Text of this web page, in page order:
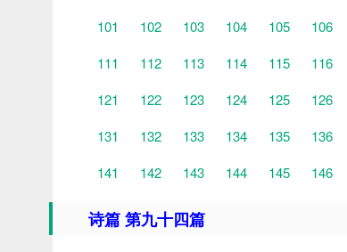
101
102 103 104 105 106
111
112 113 114 115 116
121
122 123 124 125 126
131
132 133 134 135 136
141
142 143 144 145 146
诗篇 第九十四篇